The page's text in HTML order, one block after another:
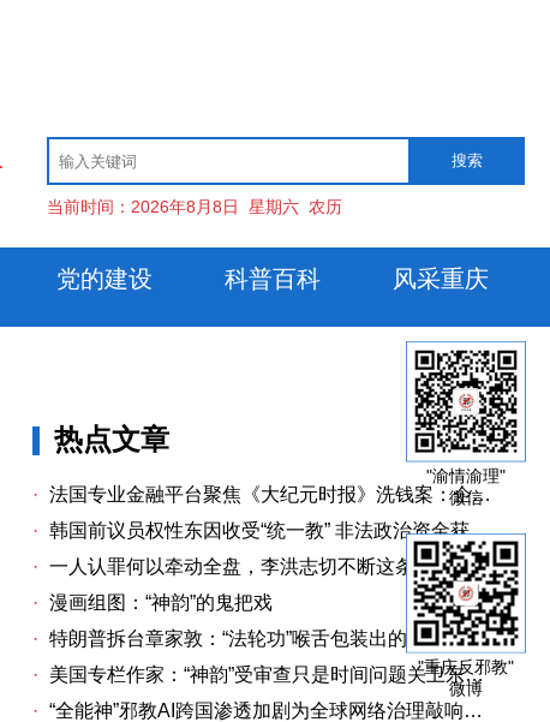
当前时间： 2026年8月8日 星期六 农历
党的建设 科普百科 风采重庆
"渝情渝理"
微信
"重庆反邪教"
微博
热点文章
· 法国专业金融平台聚焦《大纪元时报》洗钱案：企业治理漏洞与监管警示
· 韩国前议员权性东因收受“统一教” 非法政治资金获刑两年
· 一人认罪何以牵动全盘，李洪志切不断这条洗钱链
· 漫画组图：“神韵”的鬼把戏
· 特朗普拆台章家敦：“法轮功”喉舌包装出的“中国专家”
·
美国专栏作家：“神韵”受审查只是时间问题关卫东认罪牵出与《大纪元时报》资金链条
· “全能神”邪教AI跨国渗透加剧为全球网络治理敲响警钟